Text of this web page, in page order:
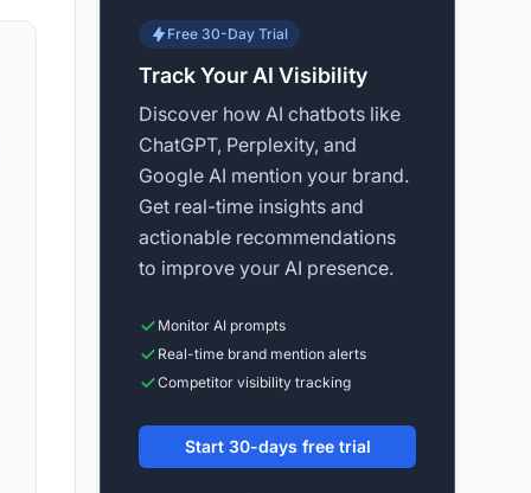
Free 30-Day Trial
Track Your AI Visibility
Discover how AI chatbots like
ChatGPT, Perplexity, and
Google AI mention your brand.
Get real-time insights and
actionable recommendations
to improve your AI presence.
Monitor AI prompts
Real-time brand mention alerts
Competitor visibility tracking
Start 30-days free trial